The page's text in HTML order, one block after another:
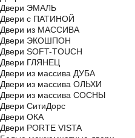
Двери ЭМАЛЬ
Двери с ПАТИНОЙ
Двери из МАССИВА
Двери ЭКОШПОН
Двери SOFT-TOUCH
Двери ГЛЯНЕЦ
Двери из массива ДУБА
Двери из массива ОЛЬХИ
Двери из массива СОСНЫ
Двери СитиДорс
Двери ОКА
Двери PORTE VISTA